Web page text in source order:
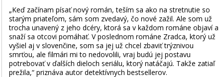
„Keď začínam písať nový román, teším sa ako na stretnutie so
starým priateľom, sám som zvedavý, čo nové zažil. Ale som už
trocha unavený z jeho dcéry, ktorá sa v každom románe objaví a
snaží sa otcovi pomáhať. V poslednom románe Zradca, ktorý už
vyšiel aj v slovenčine, som sa jej už chcel zbaviť trýznivou
smrťou, ale filmári mi to nedovolili, vraj budú jej postavu
potrebovať v ďalších dieloch seriálu, ktorý natáčajú. Takže zatiaľ
prežila,“ priznáva autor detektívnych bestsellerov.